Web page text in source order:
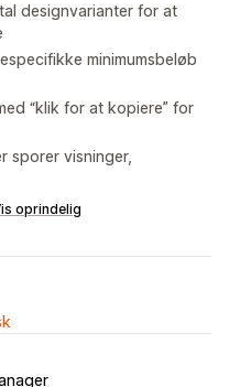
designvarianter for at
minimumsbeløb
“klik for at kopiere” for
sporer visninger,
oprindelig